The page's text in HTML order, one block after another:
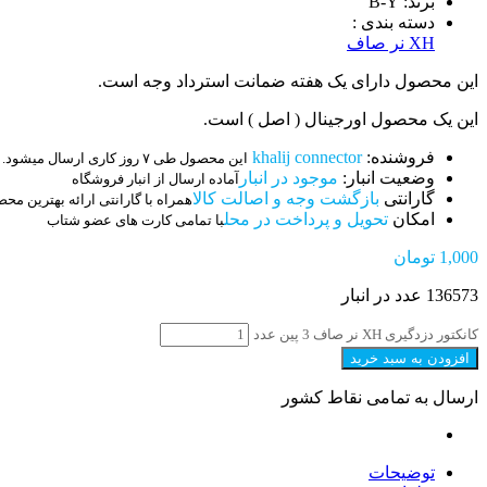
دسته بندی :
XH نر صاف
این محصول دارای یک هفته ضمانت استرداد وجه است.
این یک محصول اورجینال ( اصل ) است.
فروشنده:khalij connector این محصول طی ۷ روز کاری ارسال میشود.
وضعیت انبار: موجود در انبار آماده ارسال از انبار فروشگاه
گارانتی بازگشت وجه و اصالت کالاهمراه با گارانتی ارائه بهترین
امکان تحویل و پرداخت در محلبا تمامی کارت های عضو شتاب
1,000 تومان
136573 عدد در انبار
کانکتور دزدگیری XH نر صاف 3 پین عدد
افزودن به سبد خرید
ارسال به تمامی نقاط کشور
توضیحات